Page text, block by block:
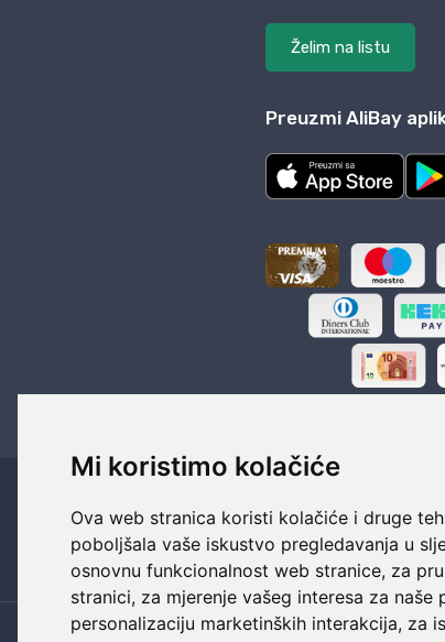
Mi koristimo kolačiće
Ova web stranica koristi kolačiće i druge
poboljšala vaše iskustvo pregledavanja u
osnovnu funkcionalnost web stranice, za
stranici, za mjerenje vašeg interesa za naše
personalizaciju marketinških interakcija, za
Želim na listu
Preuzmi AliBay
24/7 odlična podrška
Naši agenti uvijek na raspolaganju